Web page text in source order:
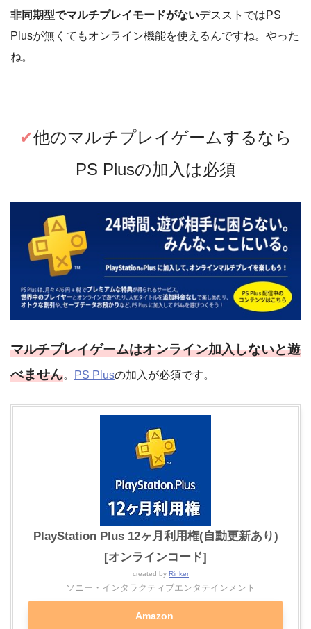
非同期型でマルチプレイモードがないデスストではPS
Plusが無くてもオンライン機能を使えるんですね。やった
ね。
✔︎他のマルチプレイゲームするなら
PS Plusの加入は必須
マルチプレイゲームはオンライン加入しないと遊
べません。 PS Plusの加入が必須です。
PlayStation Plus 12ヶ月利用権(自動更新あり)
[オンラインコード]
created by Rinker
ソニー・インタラクティブエンタテインメント
Amazon